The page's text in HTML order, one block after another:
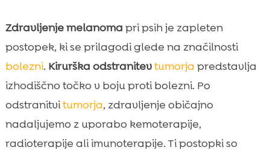
Zdravljenje melanoma pri psih je zapleten
postopek, ki se prilagodi glede na značilnosti
bolezni. Kirurška odstranitevtumorja predstavlja
izhodiščno točko v boju proti bolezni. Po
odstranitvitumorja, zdravljenje običajno
nadaljujemo z uporabo kemoterapije,
radioterapije ali imunoterapije. Ti postopki so